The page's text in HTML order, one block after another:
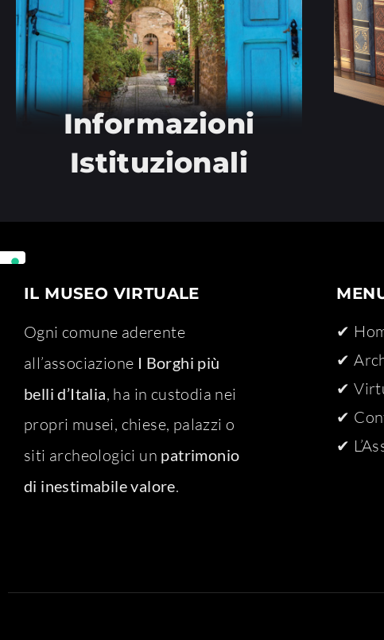
Informazioni
Istituzionali
IL MUSEO VIRTUALE
Ogni comune aderente
all’associazione I Borghi più
belli d’Italia, ha in custodia nei
propri musei, chiese, palazzi o
siti archeologici un patrimonio
di inestimabile valore.
✔
✔
✔
✔
✔